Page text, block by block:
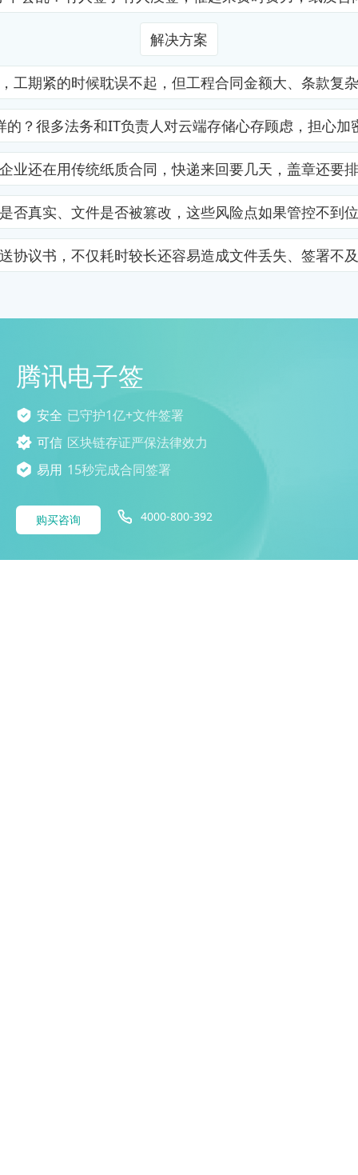
解决方案
期紧的时候耽误不起，但工程合同金额大、条款
很多法务和IT负责人对云端存储心存顾虑，担
还在用传统纸质合同，快递来回要几天，盖章还
真实、文件是否被篡改，这些风险点如果管控不
议书，不仅耗时较长还容易造成文件丢失、签署
腾讯电子签
安全 已守护1亿+文件签署
可信 区块链存证严保法律效力
易用 15秒完成合同签署
购买咨询 4000-800-392